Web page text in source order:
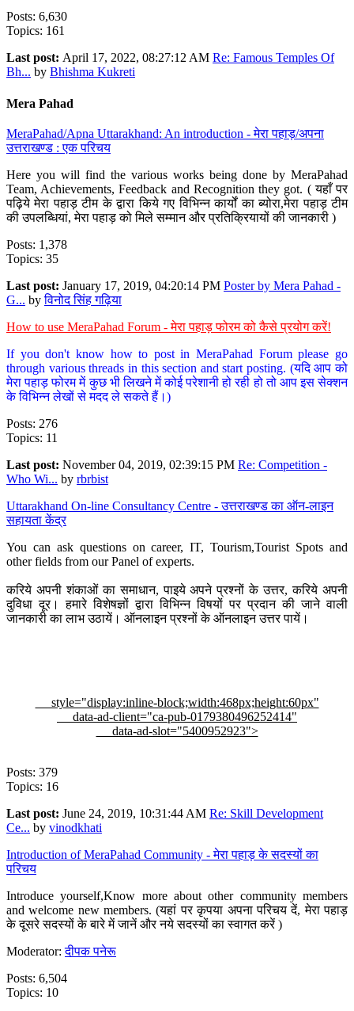
Posts: 6,630
Topics: 161
Last post: April 17, 2022, 08:27:12 AM Re: Famous Temples Of
Bh... by Bhishma Kukreti
Mera Pahad
MeraPahad/Apna Uttarakhand: An introduction - मेरा पहाड़/अपना
उत्तराखण्ड : एक परिचय
Here you will find the various works being done by MeraPahad
Team, Achievements, Feedback and Recognition they got. ( यहाँ पर
पढ़िये मेरा पहाड़ टीम के द्वारा किये गए विभिन्न कार्यों का ब्योरा,मेरा पहाड़ टीम
की उपलब्धियां, मेरा पहाड़ को मिले सम्मान और प्रतिक्रियायों की जानकारी )
Posts: 1,378
Topics: 35
Last post: January 17, 2019, 04:20:14 PM Poster by Mera Pahad -
G... byविनोद सिंह गढ़िया
How to use MeraPahad Forum - मेरा पहाड़ फोरम को कैसे प्रयोग करें!
If you don't know how to post in MeraPahad Forum please go
through various threads in this section and start posting. (यदि आप को
मेरा पहाड़ फोरम में कुछ भी लिखने में कोई परेशानी हो रही हो तो आप इस सेक्शन
के विभिन्न लेखों से मदद ले सकते हैं।)
Posts: 276
Topics: 11
Last post: November 04, 2019, 02:39:15 PM Re: Competition -
Who Wi... by rbrbist
Uttarakhand On-line Consultancy Centre - उत्तराखण्ड का ऑन-लाइन
सहायता केंद्र
You can ask questions on career, IT, Tourism,Tourist Spots and
other fields from our Panel of experts.
करिये अपनी शंकाओं का समाधान, पाइये अपने प्रश्नों के उत्तर, करिये अपनी
दुविधा दूर। हमारे विशेषज्ञों द्वारा विभिन्न विषयों पर प्रदान की जाने वाली
जानकारी का लाभ उठायें। ऑनलाइन प्रश्नों के ऑनलाइन उत्तर पायें।
style="display:inline-block;width:468px;height:60px"
data-ad-client="ca-pub-0179380496252414"
data-ad-slot="5400952923">
Posts: 379
Topics: 16
Last post: June 24, 2019, 10:31:44 AM Re: Skill Development
Ce... by vinodkhati
Introduction of MeraPahad Community - मेरा पहाड़ के सदस्यों का
परिचय
Introduce yourself,Know more about other community members
and welcome new members. (यहां पर कृपया अपना परिचय दें, मेरा पहाड़
के दूसरे सदस्यों के बारे में जानें और नये सदस्यों का स्वागत करें )
Moderator:दीपक पनेरू
Posts: 6,504
Topics: 10